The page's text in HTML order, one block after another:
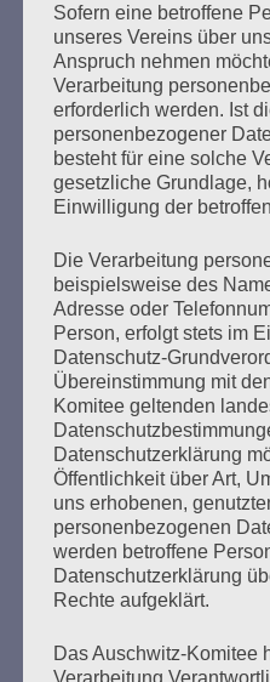
Erstellt am25. November
Esther Bejarano schreibt
Bundesminister der
geehrter Herr Minister
Ehrenvorsitzende der
Vereinigung der Verfolgten
Antifaschistinnen und
Verfolgten. Die Arbeit der
antifaschistischer…
der
Beiträge
Den Faschismus an
Sofern eine betroffene
unseres Vereins über
Anspruch nehmen
Verarbeitung
erforderlich werden. Ist
personenbezogener
besteht für eine solche
gesetzliche Grundlage,
Einwilligung der
Die Verarbeitung
beispielsweise des
Adresse oder
Person, erfolgt stets im
Datenschutz-
Übereinstimmung mit
Komitee geltenden
Datenschutzerklärung
Öffentlichkeit über Art,
uns erhobenen,
personenbezogenen
werden betroffene
Datenschutzerklärung
Rechte aufgeklärt.
Das Auschwitz-Komitee
Verarbeitung